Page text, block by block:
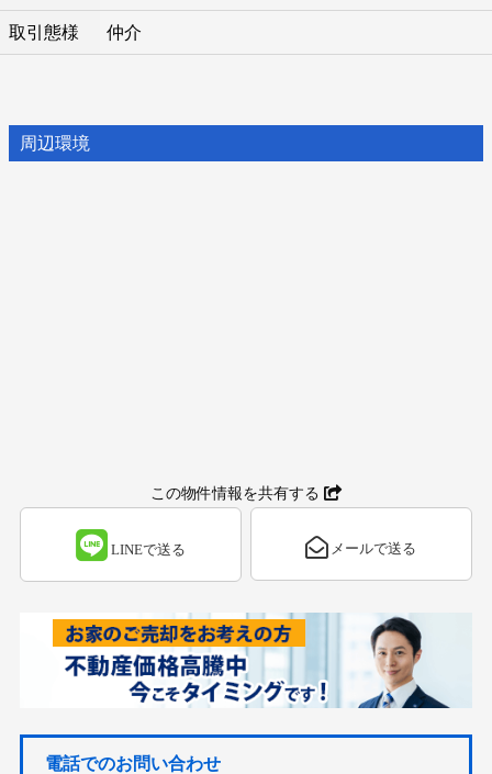
取引態様 仲介
周辺環境
この物件情報を共有する
LINEで送る メールで送る
電話でのお問い合わせ